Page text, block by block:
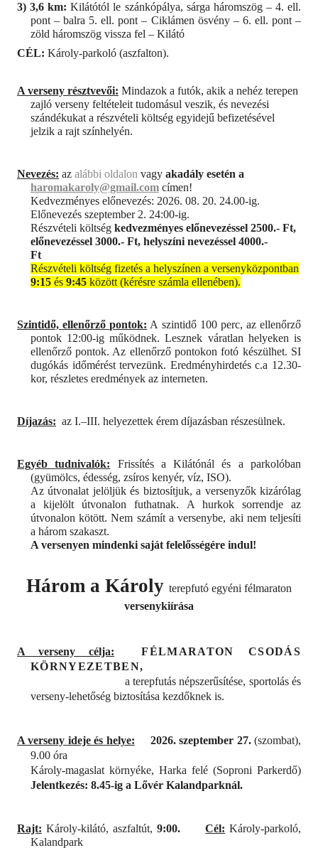
3) 3,6 km: Kilátótól le szánkópálya, sárga háromszög – 4. ell.
pont – balra 5. ell. pont – Ciklámen ösvény – 6. ell. pont –
zöld háromszög vissza fel – Kilátó
CÉL: Károly-parkoló (aszfalton).
A verseny résztvevői: Mindazok a futók, akik a nehéz terepen
zajló verseny feltételeit tudomásul veszik, és nevezési
szándékukat a részvételi költség egyidejű befizetésével
jelzik a rajt színhelyén.
Nevezés: az alábbi oldalon vagy akadály esetén a
haromakaroly@gmail.comcímen!
Kedvezményes előnevezés: 2026. 08. 20. 24.00-ig.
Előnevezés szeptember 2. 24:00-ig.
Részvételi költség kedvezményes előnevezéssel 2500.- Ft,
előnevezéssel 3000.- Ft, helyszíni nevezéssel 4000.-
Ft
Részvételi költség fizetés a helyszínen a versenyközpontban
9:15és 9:45között (kérésre számla ellenében).
Szintidő, ellenőrző pontok: A szintidő 100 perc, az ellenőrző
pontok 12:00-ig működnek. Lesznek váratlan helyeken is
ellenőrző pontok. Az ellenőrző pontokon fotó készülhet. SI
dugókás időmérést tervezünk. Eredményhirdetés c.a 12.30-
kor, részletes eredmények az interneten.
Díjazás: az I.–III. helyezettek érem díjazásban részesülnek.
Egyéb tudnivalók: Frissítés a Kilátónál és a parkolóban
(gyümölcs, édesség, zsíros kenyér, víz, ISO).
Az útvonalat jelöljük és biztosítjuk, a versenyzők kizárólag
a kijelölt útvonalon futhatnak. A hurkok sorrendje az
útvonalon kötött. Nem számít a versenybe, aki nem teljesíti
a három szakaszt.
A versenyen mindenki saját felelősségére indul!
Három a Károly terepfutó egyéni félmaraton
versenykiírása
A verseny célja:
FÉLMARATON CSODÁS
KÖRNYEZETBEN,
a terepfutás népszerűsítése, sportolás és
verseny-lehetőség biztosítása kezdőknek is.
A verseny ideje és helye: 2026. szeptember 27.(szombat),
9.00 óra
Károly-magaslat környéke, Harka felé (Soproni Parkerdő)
Jelentkezés: 8.45-ig a Lővér Kalandparknál.
Rajt: Károly-kilátó, aszfaltút, 9:00. Cél: Károly-parkoló,
Kalandpark